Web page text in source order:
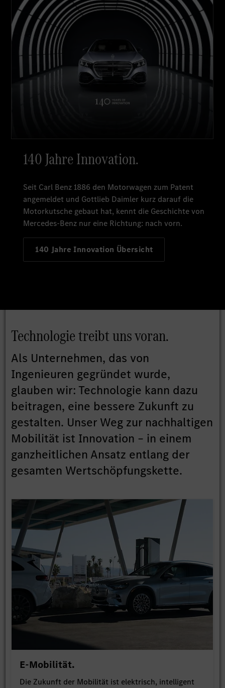
140 Jahre Innovation.
Seit Carl Benz 1886 den Motorwagen zum Patent
angemeldet und Gottlieb Daimler kurz darauf die
Motorkutsche gebaut hat, kennt die Geschichte von
Mercedes-Benz nur eine Richtung: nach vorn.
140 Jahre Innovation Übersicht
Technologie treibt uns voran.
Als Unternehmen, das von
Ingenieuren gegründet wurde,
glauben wir: Technologie kann dazu
beitragen, eine bessere Zukunft zu
gestalten. Unser Weg zur nachhaltigen
Mobilität ist Innovation – in einem
ganzheitlichen Ansatz entlang der
gesamten Wertschöpfungskette.
E-Mobilität.
Die Zukunft der Mobilität ist elektrisch, intelligent